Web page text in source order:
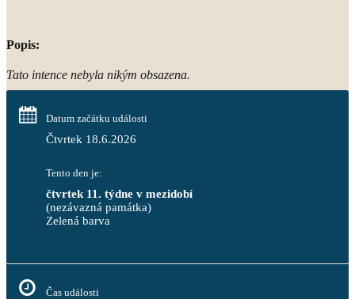
Popis:
Tato intence nebyla nikým obsazena.
Datum začátku události
Čtvrtek 18.6.2026
Tento den je:
čtvrtek 11. týdne v mezidobí
(nezávazná památka)
Zelená barva
Čas události